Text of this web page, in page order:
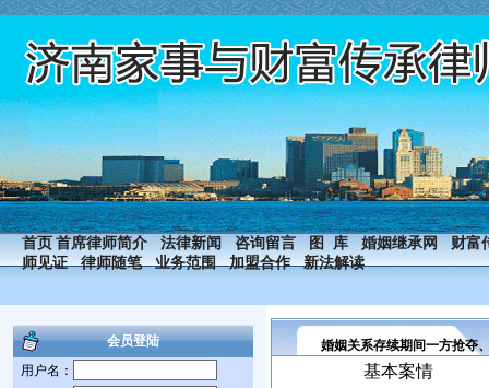
首页 首席律师简介 法律新闻 咨询留言 图 库 婚姻继承网
财富
师见证
律师随笔 业务范围 加盟合作 新法解读
会员登陆
用户名：
婚姻关系存续期间一方抢夺
基本案情